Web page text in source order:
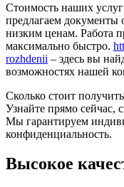
Стоимость наших
предлагаем документы
низким ценам. Работа
максимально быстро.
rozhdenii – здесь вы
возможностях нашей
Сколько стоит
Узнайте прямо сейчас,
Мы гарантируем
конфиденциальность.
Высокое